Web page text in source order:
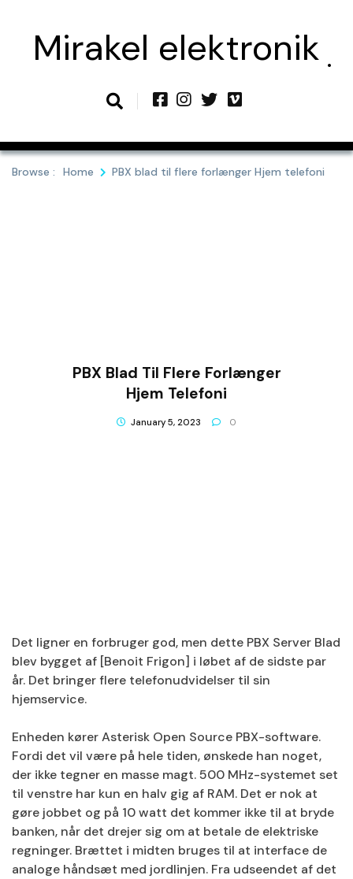
contentMirakel elektronik
Browse : Home PBX blad til flere forlænger Hjem telefoni
PBX Blad Til Flere Forlænger
Hjem Telefoni
January 5, 2023 0
Det ligner en forbruger god, men dette PBX Server Blad
blev bygget af [Benoit Frigon] i løbet af de sidste par
år. Det bringer flere telefonudvidelser til sin
hjemservice.
Enheden kører Asterisk Open Source PBX-software.
Fordi det vil være på hele tiden, ønskede han noget,
der ikke tegner en masse magt. 500 MHz-systemet set
til venstre har kun en halv gig af RAM. Det er nok at
gøre jobbet og på 10 watt det kommer ikke til at bryde
banken, når det drejer sig om at betale de elektriske
regninger. Brættet i midten bruges til at interface de
analoge håndsæt med jordlinjen. Fra udseendet af det